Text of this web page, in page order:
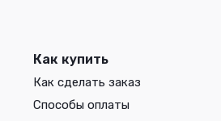
Как купить
Как сделать заказ
Способы оплаты